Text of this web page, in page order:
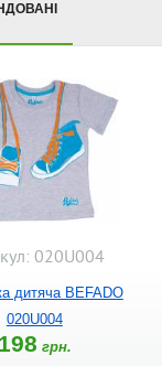
020U004
дитяча BEFADO
020U004
198 грн.